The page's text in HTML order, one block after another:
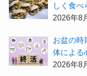
しく食
い天然酵
2026年8
お盆の時
体による
身辺整理
2026年8